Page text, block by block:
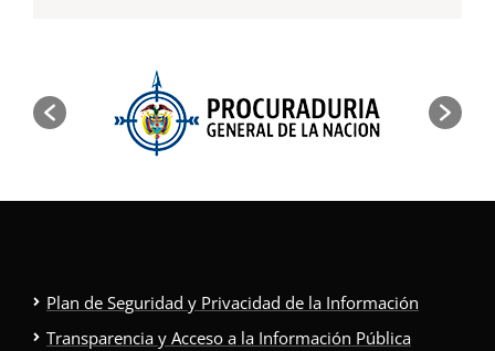
Plan de Seguridad y Privacidad de la Información
Transparencia y Acceso a la Información Pública